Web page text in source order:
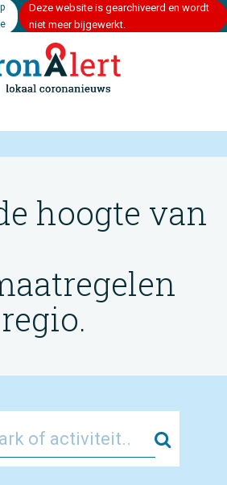
Deze website is gearchiveerd en wordt
niet meer bijgewerkt.
hoogte van
Zoek